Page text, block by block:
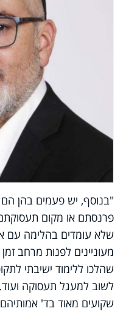
"בנוסף, יש פעמים בהן
פרנסתם או מקום
שלא עומדים בהלימה עם
מעוניינים לפנות מרחב
שהלכו ללימוד ישיבתי
לשוב למעגל תעסוקה
שקועים מאוד בד'